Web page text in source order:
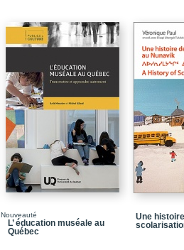
Nouveauté
L’ éducation muséale au
Québec
Une